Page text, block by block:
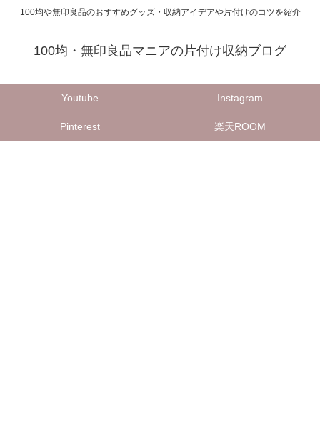
100均や無印良品のおすすめグッズ・収納アイデアや片付けのコツを紹介
100均・無印良品マニアの片付け収納ブログ
Youtube Instagram
Pinterest 楽天ROOM